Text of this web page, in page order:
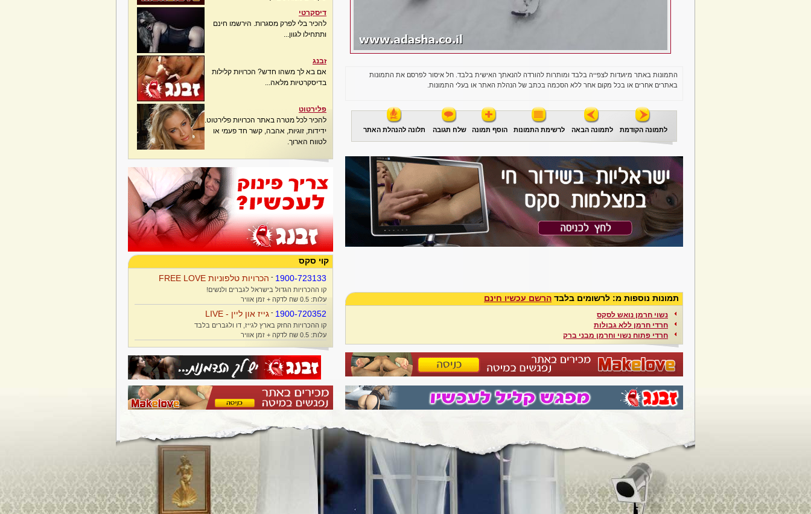
התמונות באתר מיועדות לצפייה בלבד ומותרות להורדה להנאתך האישית בלבד. חל איסור לפרסם את התמונות
באתרים אחרים או בכל מקום אחר ללא הסכמה בכתב של הנהלת האתר או בעלי התמונות.
לתמונה הקודמת לתמונה הבאה לרשימת התמונות הוסף תמונה שלח תגובה תלונה להנהלת האתר
תמונות נוספות מ: לרשומים בלבד הרשם עכשיו חינם
נשוי חרמן נואש לסקס
חרדי חרמן ללא גבולות
חרדי פתוח נשוי וחרמן מבני ברק
דיסקרטי
להכיר בלי לפרק מסגרות. הירשמו חינם
ותתחילו לגוון...
זבנג
אם בא לך משהו חדש? הכרויות קלילות
בדיסקרטיות מלאה...
פלירטוט
להכיר לכל מטרה באתר הכרויות פלירטוט.
ידידות, זוגיות, אהבה, קשר חד פעמי או
לטווח הארוך.
קוי סקס
1900-723133
- הכרויות טלפוניות FREE LOVE
קו ההכרויות הגדול בישראל לגברים ולנשים!
עלות: 0.5 שח לדקה + זמן אוויר
1900-720352
- גייז און ליין - LIVE
קו ההכרויות החזק בארץ לגייז, דו ולגברים בלבד
עלות: 0.5 שח לדקה + זמן אוויר